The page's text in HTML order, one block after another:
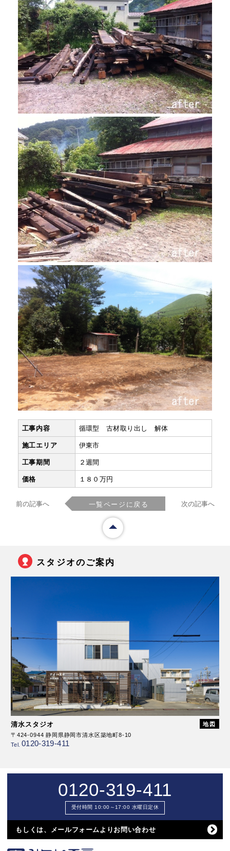
工事内容 循環型 古材取り出し 解体
施工エリア 伊東市
工事期間 ２週間
価格 １８０万円
前の記事へ 一覧ページに戻る 次の記事へ
スタジオのご案内
清水スタジオ
地図
〒424-0944 静岡県静岡市清水区築地町8-10
Tel.
0120-319-411
0120-319-411
受付時間 10:00～17:00 水曜日定休
もしくは、メールフォームよりお問い合わせ